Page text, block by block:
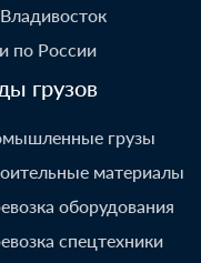
по России
грузов
грузы
материалы
оборудования
спецтехники